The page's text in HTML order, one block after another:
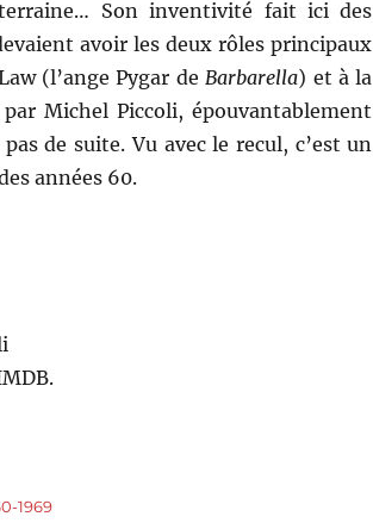
Son inventivité fait ici des
avoir les deux rôles principaux
(l’ange Pygar de Barbarella) et à la
Michel Piccoli, épouvantablement
pas de suite. Vu avec le recul, c’est un
années 60.
1969